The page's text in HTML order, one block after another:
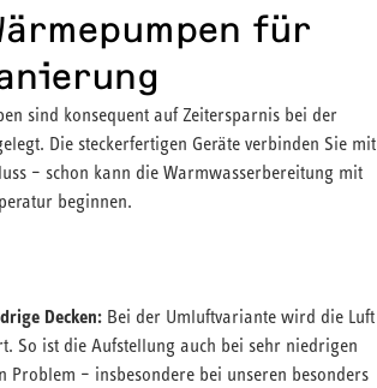
für
sind konsequent auf Zeitersparnis bei der
Die steckerfertigen Geräte verbinden Sie mit
– schon kann die Warmwasserbereitung mit
beginnen.
Decken: Bei der Umluftvariante wird die Luft
So ist die Aufstellung auch bei sehr niedrigen
Problem – insbesondere bei unseren besonders